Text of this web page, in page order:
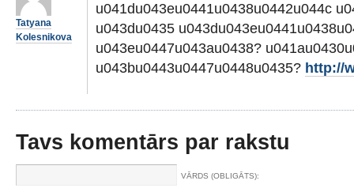
Tatyana
Kolesnikova
u041du043eu0441u0438u0442u044c
u043du0435
u043eu0447u043au0438?
u043bu0443u0447u0448u0435? http://
Tavs komentārs par rakstu
VĀRDS (OBLIGĀTS):